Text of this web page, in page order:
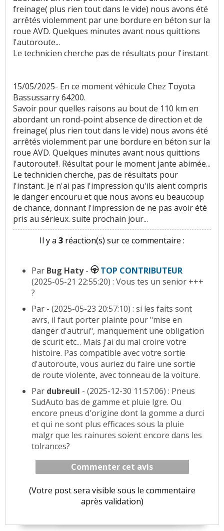
freinage( plus rien tout dans le vide) nous avons été
arrêtés violemment par une bordure en béton sur la
roue AVD. Quelques minutes avant nous quittions
l'autoroute...
Le technicien cherche pas de résultats pour l'instant
15/05/2025- En ce moment véhicule Chez Toyota
Bassussarry 64200.
Savoir pour quelles raisons au bout de 110 km en
abordant un rond-point absence de direction et de
freinage( plus rien tout dans le vide) nous avons été
arrêtés violemment par une bordure en béton sur la
roue AVD. Quelques minutes avant nous quittions
l'autoroute!!. Résultat pour le moment jante abimée...
Le technicien cherche, pas de résultats pour
l'instant. Je n'ai pas l'impression qu'ils aient compris
le danger encouru et que nous avons eu beaucoup
de chance, donnant l'impression de ne pas avoir été
pris au sérieux. suite prochain jour...
Il y a3 réaction(s) sur ce commentaire :
Par Bug Haty-
TOP CONTRIBUTEUR
(2025-05-21 22:55:20) : Vous tes un senior +++
?
Par - (2025-05-23 20:57:10) : si les faits sont
avrs, il faut porter plainte pour "mise en
danger d'autrui", manquement une obligation
de scurit etc... Mais j'ai du mal croire votre
histoire. Pas compatible avec votre sortie
d'autoroute, vous auriez du faire une sortie
de route violente, avec tonneau de la voiture.
Par dubreuil - (2025-12-30 11:57:06) : Pneus
SudAuto bas de gamme et pluie lgre. Ou
encore pneus d'origine dont la gomme a durci
et qui ne sont plus efficaces sous la pluie
malgr que les rainures soient encore dans les
tolrances?
Commenter cet avis
(Votre post sera visible sous le commentaire
après validation)